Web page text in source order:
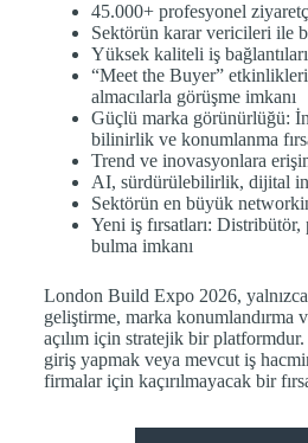
45.000+ profesyonel
Sektörün karar vericileri ile
Yüksek kaliteli iş bağlantıları
“Meet the Buyer”
almacılarla görüşme imkanı
Güçlü marka görünürlüğü:
bilinirlik ve konumlanma
Trend ve inovasyonlara
AI, sürdürülebilirlik, dijital
Sektörün en büyük
Yeni iş fırsatları: Distribütör,
bulma imkanı
London Build Expo 2026,
geliştirme, marka konumlandırma
açılım için stratejik bir
giriş yapmak veya mevcut iş
firmalar için kaçırılmayacak bir